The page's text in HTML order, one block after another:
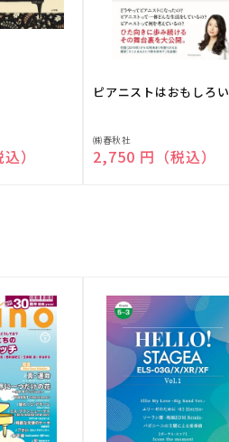
）
ピアニストはおもしろい
販
売
㈱春秋社
通常価格
2,750 円（税込）